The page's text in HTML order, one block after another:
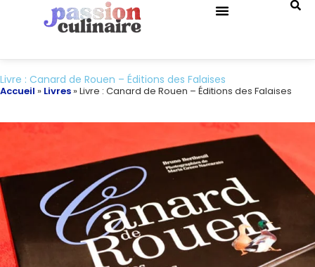
Livre : Canard de Rouen – Éditions des Falaises
Accueil » Livres »Livre : Canard de Rouen – Éditions des Falaises